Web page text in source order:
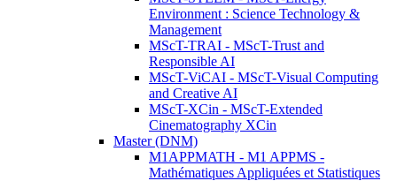
Environment : Science Technology &
Management
MScT-TRAI - MScT-Trust and
Responsible AI
MScT-ViCAI - MScT-Visual Computing
and Creative AI
MScT-XCin - MScT-Extended
Cinematography XCin
Master (DNM)
M1APPMATH - M1 APPMS -
Mathématiques Appliquées et Statistiques